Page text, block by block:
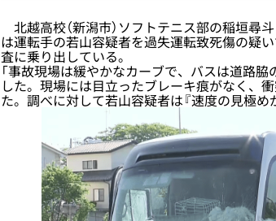
北越高校（新潟市）ソフトテニス部の稲垣尋
は運転手の若山容疑者を過失運転致死傷の疑
査に乗り出している。
「事故現場は緩やかなカーブで、バスは道路
した。現場には目立ったブレーキ痕がなく、
た。調べに対して若山容疑者は『速度の見極め